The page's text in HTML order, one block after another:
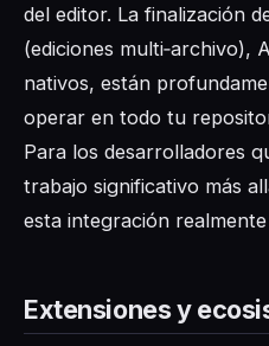
del editor. La finalización
(ediciones multi‑archivo),
nativos, están
operar en todo tu
Para los desarrolladores
trabajo significativo más
esta integración
Extensiones y